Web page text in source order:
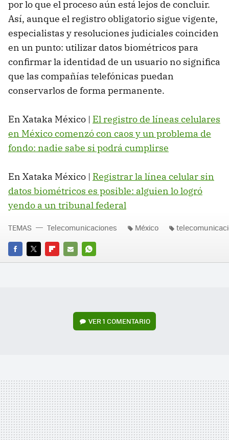
por lo que el proceso aún está lejos de concluir.
Así, aunque el registro obligatorio sigue vigente,
especialistas y resoluciones judiciales coinciden
en un punto: utilizar datos biométricos para
confirmar la identidad de un usuario no significa
que las compañías telefónicas puedan
conservarlos de forma permanente.
En Xataka México | El registro de líneas celulares
en México comenzó con caos y un problema de
fondo: nadie sabe si podrá cumplirse
En Xataka México | Registrar la línea celular sin
datos biométricos es posible: alguien lo logró
yendo a un tribunal federal
FACEBOOK
TWITTERFLIPBOARD
E-
WHATSAPP
TEMAS Telecomunicaciones México
VER1 COMENTARIO